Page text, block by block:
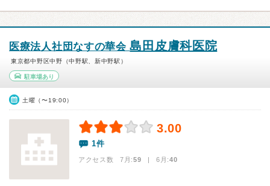
医療法人社団なすの華会島田皮膚科医院
東京都中野区中野（中野駅、新中野駅）
駐車場あり
土曜（〜19:00）
3.00
1件
アクセス数 7月:59 | 6月:40